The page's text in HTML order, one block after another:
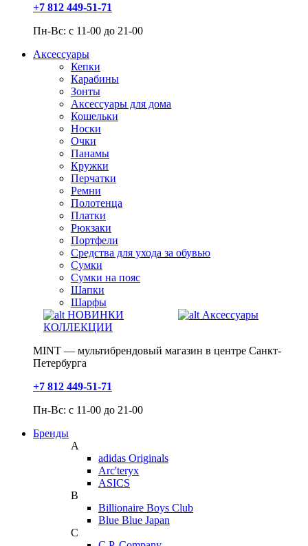
+7 812 449-51-71
Пн-Вс: с 11-00 до 21-00
Аксессуары
Кепки
Карабины
Зонты
Аксессуары для дома
Кошельки
Носки
Очки
Панамы
Кружки
Перчатки
Ремни
Полотенца
Платки
Рюкзаки
Портфели
Средства для ухода за обувью
Сумки
Сумки на пояс
Шапки
Шарфы
НОВИНКИ
КОЛЛЕКЦИИ
Аксессуары
MINT — мультибрендовый магазин в центре Санкт-
Петербурга
+7 812 449-51-71
Пн-Вс: с 11-00 до 21-00
Бренды
A
adidas Originals
Arc'teryx
ASICS
B
Billionaire Boys Club
Blue Blue Japan
C